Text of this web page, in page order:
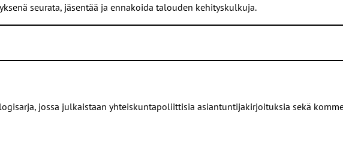
seurata, jäsentää ja ennakoida talouden kehityskulkuja.
jossa julkaistaan yhteiskuntapoliittisia asiantuntijakirjoituksia sekä